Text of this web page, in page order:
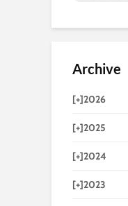
Archive
[+]2026
[+]2025
[+]2024
[+]2023